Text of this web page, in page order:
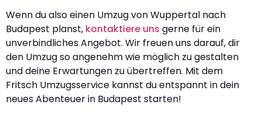
Wenn du also einen Umzug von Wuppertal nach
Budapest planst, kontaktiere uns gerne für ein
unverbindliches Angebot. Wir freuen uns darauf, dir
den Umzug so angenehm wie möglich zu gestalten
und deine Erwartungen zu übertreffen. Mit dem
Fritsch Umzugsservice kannst du entspannt in dein
neues Abenteuer in Budapest starten!